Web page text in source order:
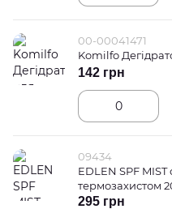
00-00041471
Komilfo
142 грн
09434
EDLEN SPF
термозахистом
295 грн